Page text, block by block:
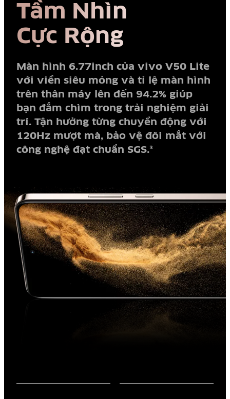
Tầm Nhìn
Cực Rộng
Màn hình 6.77inch của vivo V50 Lite
với viền siêu mỏng và tỉ lệ màn hình
trên thân máy lên đến 94.2% giúp
bạn đắm chìm trong trải nghiệm giải
trí. Tận hưởng từng chuyển động với
120Hz mượt mà, bảo vệ đôi mắt với
công nghệ đạt chuẩn SGS.3